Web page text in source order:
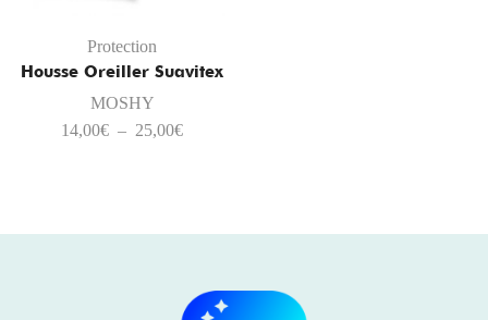
Protection
Housse Oreiller Suavitex
MOSHY
14,00€ – 25,00€